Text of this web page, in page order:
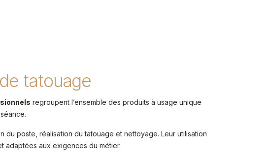
tatouage
regroupent l’ensemble des produits à usage unique
du poste, réalisation du tatouage et nettoyage. Leur utilisation
adaptées aux exigences du métier.